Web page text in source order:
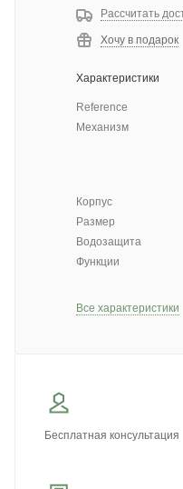
Рассчитать
Хочу в подарок
Характеристики
Reference
Механизм
Корпус
Размер
Водозащита
Функции
Все характеристики
Бесплатная консультация